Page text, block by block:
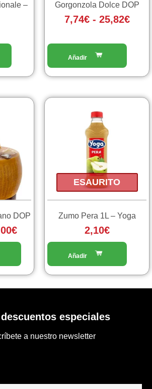
–
Gorgonzola Dolce DOP
7,74€ - 25,82€
nella
pagina
prodotto
DOP
€
Fascia
17,50€
a
35,00€
ESAURITO
Zumo Pera 1L – Yoga
2,10€
especiales
a nuestro newsletter